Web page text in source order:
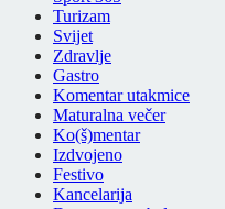
Turizam
Svijet
Zdravlje
Gastro
Komentar utakmice
Maturalna večer
Ko(š)mentar
Izdvojeno
Festivo
Kancelarija